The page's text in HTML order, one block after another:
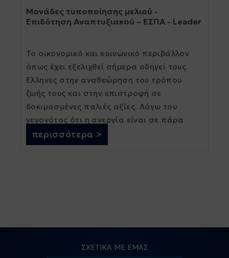
Μονάδες τυποποίησης μελιού -
Επιδότηση Αναπτυξιακού – ΕΣΠΑ - Leader
Το οικονομικό και κοινωνικό περιβάλλον
όπως έχει εξελιχθεί σήμερα οδηγεί τους
Έλληνες στην αναθεώρηση του τρόπου
ζωής τους και στην επιστροφή σε
δοκιμασμένες παλιές αξίες. Λόγω του
γεγονότος ότι η ανεργία είναι σε πάρα
πολύ υψηλά επίπεδα και πολλοί νέοι
προσπαθούν να [...]
περισσότερα >
ΣΧΕΤΙΚΑ ΜΕ ΕΜΑΣ